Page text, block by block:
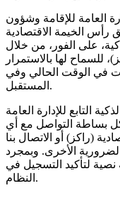
العامة للإقامة وشؤون
الخيمة الاقتصادية
على الفور، من خلال
للسماح لها بالاستمرار
في الوقت الحالي وفي
المستقبل.
التابع للإدارة العامة
بساطة التواصل مع أي
(راكز) أو الاتصال بنا
الأخرى. وبمجرد
لتأكيد التسجيل في
النظام.